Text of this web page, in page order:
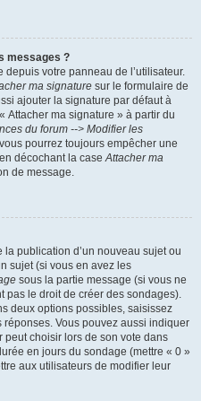
messages ?
depuis votre panneau de l’utilisateur.
ma signature sur le formulaire de
ajouter la signature par défaut à
Attacher ma signature » à partir du
du forum --> Modifier les
pourrez toujours empêcher une
décochant la caseAttacher ma
de message.
la publication d’un nouveau sujet ou
sujet (si vous en avez les
sous la partie message (si vous ne
pas le droit de créer des sondages).
deux options possibles, saisissez
Vous pouvez aussi indiquer
peut choisir lors de son vote dans
en jours du sondage (mettre « 0 »
aux utilisateurs de modifier leur